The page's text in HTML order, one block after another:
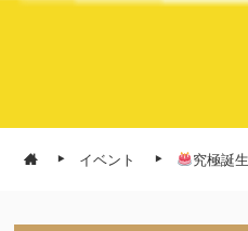
イベント 究極誕